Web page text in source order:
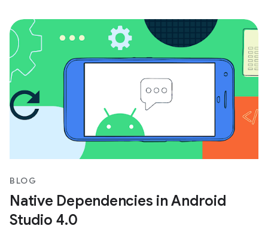
BLOG
Native Dependencies in Android
Studio 4.0